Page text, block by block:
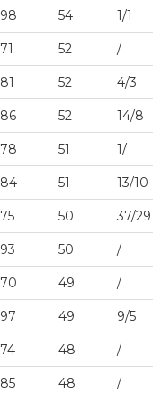
98 54 1/1
71 52 /
81 52 4/3
86 52 14/8
78 51 1/
84 51 13/10
75 50 37/29
93 50 /
70 49 /
97 49 9/5
74 48 /
85 48 /